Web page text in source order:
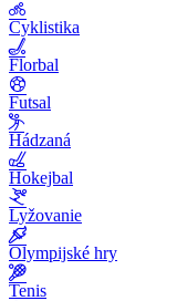
Cyklistika
Florbal
Futsal
Hádzaná
Hokejbal
Lyžovanie
Olympijské hry
Tenis